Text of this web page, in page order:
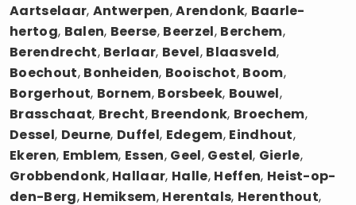
Aartselaar, Antwerpen,Arendonk, Baarle-
hertog, Balen, Beerse, Beerzel, Berchem,
Berendrecht, Berlaar, Bevel, Blaasveld,
Boechout, Bonheiden, Booischot, Boom,
Borgerhout, Bornem, Borsbeek, Bouwel,
Brasschaat, Brecht, Breendonk, Broechem,
Dessel, Deurne, Duffel, Edegem, Eindhout,
Ekeren, Emblem, Essen, Geel, Gestel, Gierle,
Grobbendonk, Hallaar, Halle, Heffen, Heist-op-
den-Berg, Hemiksem, Herentals, Herenthout,